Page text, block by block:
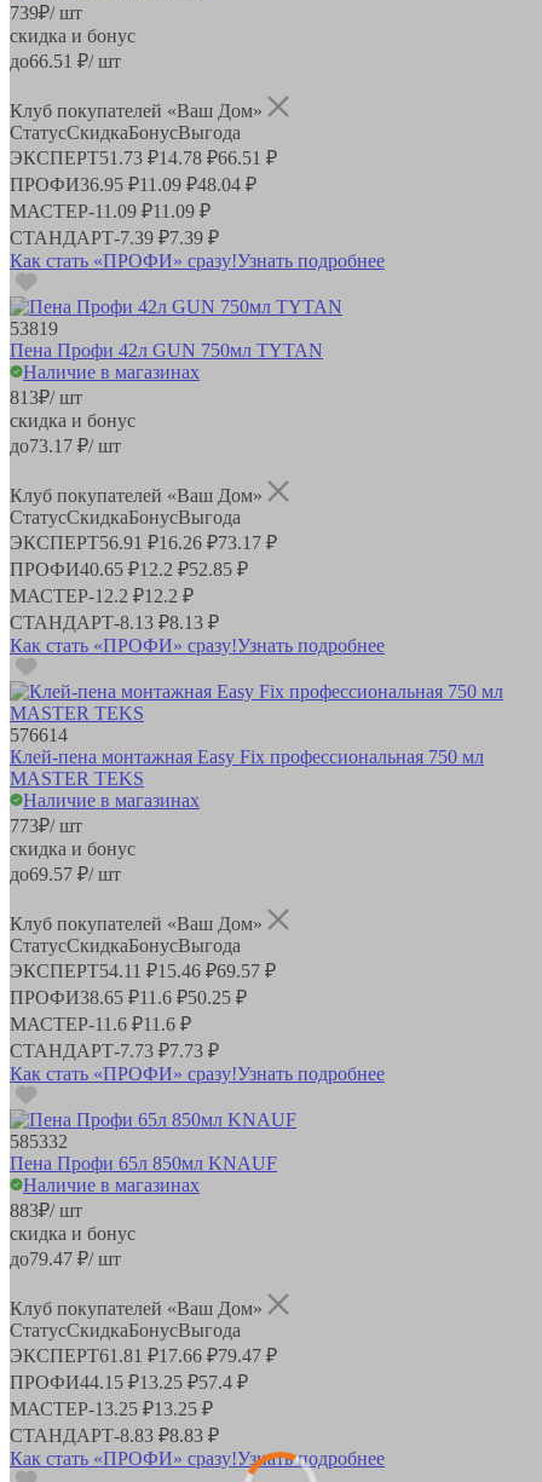
739₽/ шт
скидка и бонус
до66.51 ₽/ шт
Клуб покупателей «Ваш Дом»
СтатусСкидкаБонусВыгода
ЭКСПЕРТ51.73 ₽14.78 ₽66.51 ₽
ПРОФИ36.95 ₽11.09 ₽48.04 ₽
МАСТЕР-11.09 ₽11.09 ₽
СТАНДАРТ-7.39 ₽7.39 ₽
Как стать «ПРОФИ» сразу!Узнать подробнее
53819
Пена Профи 42л GUN 750мл TYTAN
Наличие в магазинах
813₽/ шт
скидка и бонус
до73.17 ₽/ шт
Клуб покупателей «Ваш Дом»
СтатусСкидкаБонусВыгода
ЭКСПЕРТ56.91 ₽16.26 ₽73.17 ₽
ПРОФИ40.65 ₽12.2 ₽52.85 ₽
МАСТЕР-12.2 ₽12.2 ₽
СТАНДАРТ-8.13 ₽8.13 ₽
Как стать «ПРОФИ» сразу!Узнать подробнее
576614
Клей-пена монтажная Easy Fix профессиональная 750 мл
MASTER TEKS
Наличие в магазинах
773₽/ шт
скидка и бонус
до69.57 ₽/ шт
Клуб покупателей «Ваш Дом»
СтатусСкидкаБонусВыгода
ЭКСПЕРТ54.11 ₽15.46 ₽69.57 ₽
ПРОФИ38.65 ₽11.6 ₽50.25 ₽
МАСТЕР-11.6 ₽11.6 ₽
СТАНДАРТ-7.73 ₽7.73 ₽
Как стать «ПРОФИ» сразу!Узнать подробнее
585332
Пена Профи 65л 850мл KNAUF
Наличие в магазинах
883₽/ шт
скидка и бонус
до79.47 ₽/ шт
Клуб покупателей «Ваш Дом»
СтатусСкидкаБонусВыгода
ЭКСПЕРТ61.81 ₽17.66 ₽79.47 ₽
ПРОФИ44.15 ₽13.25 ₽57.4 ₽
МАСТЕР-13.25 ₽13.25 ₽
СТАНДАРТ-8.83 ₽8.83 ₽
Как стать «ПРОФИ» сразу!Узнать подробнее